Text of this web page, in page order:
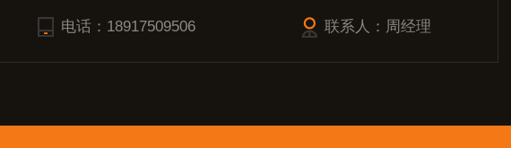
电话：18917509506 联系人：周经理